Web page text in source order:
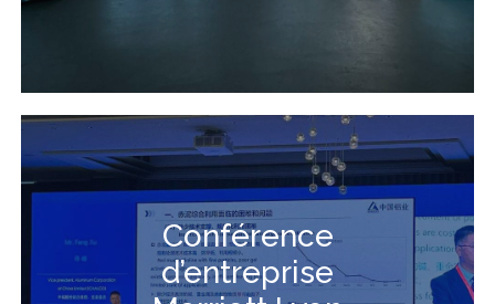
Conférence
d’entreprise